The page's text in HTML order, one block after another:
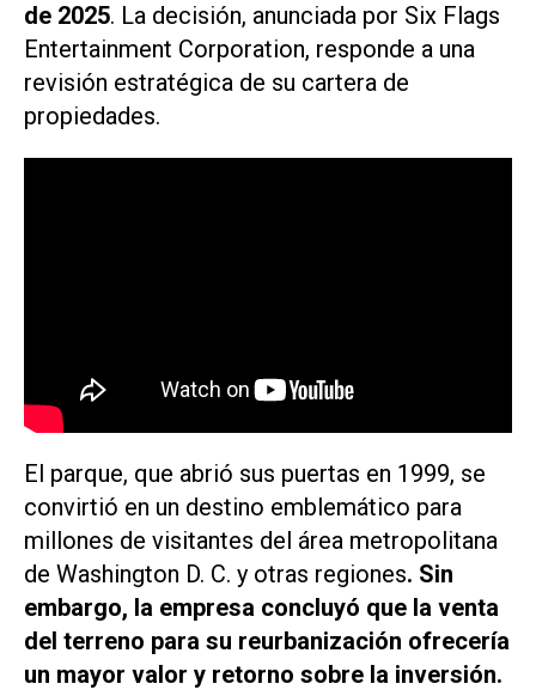
de 2025. La decisión, anunciada por Six Flags
Entertainment Corporation, responde a una
revisión estratégica de su cartera de
propiedades.
El parque, que abrió sus puertas en 1999, se
convirtió en un destino emblemático para
millones de visitantes del área metropolitana
de Washington D. C. y otras regiones. Sin
embargo, la empresa concluyó que la venta
del terreno para su reurbanización ofrecería
un mayor valor y retorno sobre la inversión.